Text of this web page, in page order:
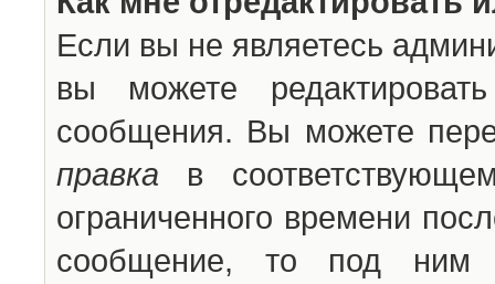
Если вы не являетесь
вы можете
сообщения. Вы можете
правка в
ограниченного времени
сообщение, то под ним